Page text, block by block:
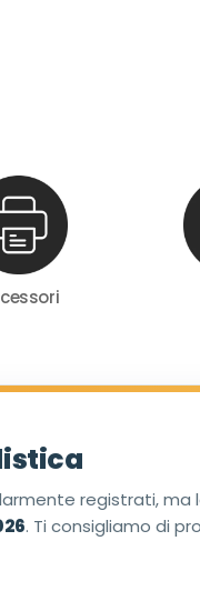
registrati, ma
. Ti consigliamo di